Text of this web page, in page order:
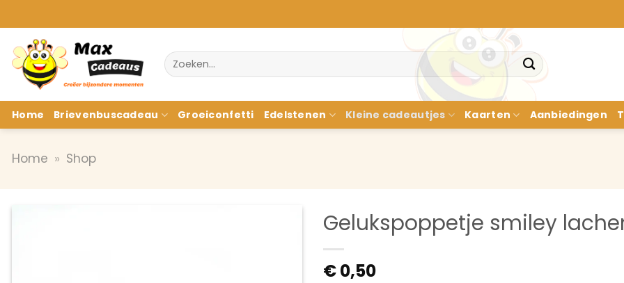
naar
inhoud
Zoeken
naar:
Home Brievenbuscadeau Groeiconfetti Edelstenen Kleine cadeautjes Kaarten Aanbiedingen
Home » Shop
Gelukspoppetje smiley
€0,50